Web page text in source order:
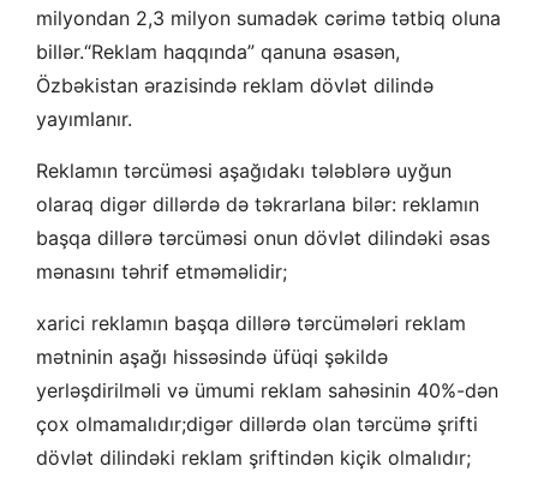
milyondan 2,3 milyon sumadək cərimə tətbiq oluna
billər.“Reklam haqqında” qanuna əsasən,
Özbəkistan ərazisində reklam dövlət dilində
yayımlanır.
Reklamın tərcüməsi aşağıdakı tələblərə uyğun
olaraq digər dillərdə də təkrarlana bilər: reklamın
başqa dillərə tərcüməsi onun dövlət dilindəki əsas
mənasını təhrif etməməlidir;
xarici reklamın başqa dillərə tərcümələri reklam
mətninin aşağı hissəsində üfüqi şəkildə
yerləşdirilməli və ümumi reklam sahəsinin 40%-dən
çox olmamalıdır;digər dillərdə olan tərcümə şrifti
dövlət dilindəki reklam şriftindən kiçik olmalıdır;